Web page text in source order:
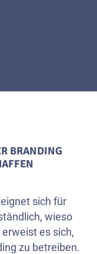
BRANDING
sich für
wieso
es sich,
zu betreiben.